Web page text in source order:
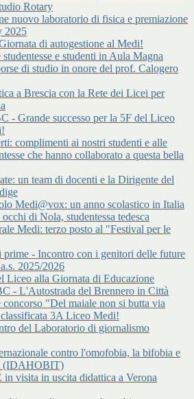
Rotary
nuovo laboratorio di fisica e premiazione
2025
di autogestione al Medi!
e studenti in Aula Magna
di studio in onore del prof. Calogero
a Brescia con la Rete dei Licei per
- Grande successo per la 5F del Liceo
complimenti ai nostri studenti e alle
che hanno collaborato a questa bella
un team di docenti e la Dirigente del
Medi@vox: un anno scolastico in Italia
di Nola, studentessa tedesca
Medi: terzo posto al "Festival per le
prime - Incontro con i genitori delle future
2025/2026
Liceo alla Giornata di Educazione
- L'Autostrada del Brennero in Città
concorso "Del maiale non si butta via
3A Liceo Medi!
del Laboratorio di giornalismo
contro l'omofobia, la bifobia e
(IDAHOBIT)
in visita in uscita didattica a Verona